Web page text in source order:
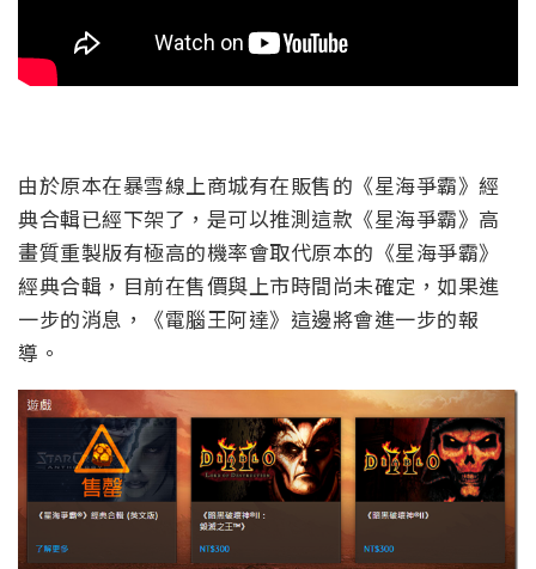
由於原本在暴雪線上商城有在販售的《星海爭霸》經
典合輯已經下架了，是可以推測這款《星海爭霸》高
畫質重製版有極高的機率會取代原本的《星海爭霸》
經典合輯，目前在售價與上市時間尚未確定，如果進
一步的消息，《電腦王阿達》這邊將會進一步的報
導。